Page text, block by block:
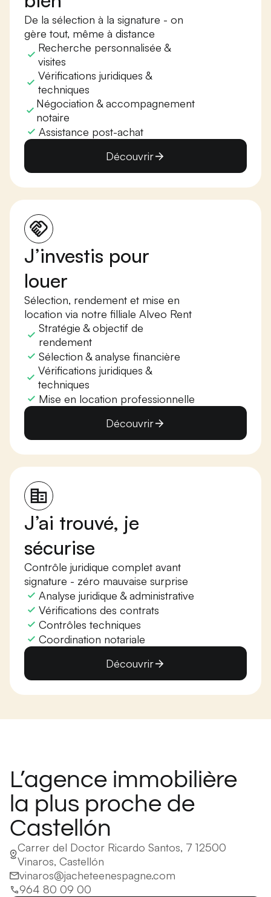
De la sélection à la signature - on
gère tout, même à distance
Recherche personnalisée &
visites
Vérifications juridiques &
techniques
Négociation & accompagnement
notaire
Assistance post-achat
Découvrir
J’investis pour
louer
Sélection, rendement et mise en
location via notre filliale Alveo Rent
Stratégie & objectif de
rendement
Sélection & analyse financière
Vérifications juridiques &
techniques
Mise en location professionnelle
Découvrir
J’ai trouvé, je
sécurise
Contrôle juridique complet avant
signature - zéro mauvaise surprise
Analyse juridique & administrative
Vérifications des contrats
Contrôles techniques
Coordination notariale
Découvrir
L’agence immobilière
la plus proche de
Castellón
Carrer del Doctor Ricardo Santos, 7 12500
Vinaros, Castellón
vinaros@jacheteenespagne.com
964 80 09 00